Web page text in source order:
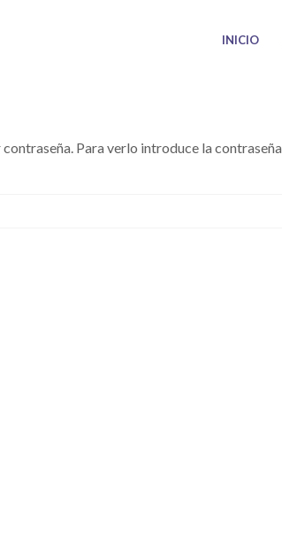
INICIO
Para verlo introduce la contraseña.